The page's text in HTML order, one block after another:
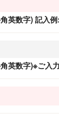
英数字) 記入
英数字)※ご入